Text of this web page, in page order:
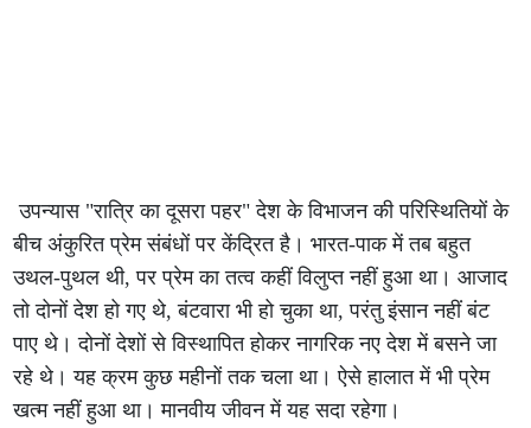
उपन्यास "रात्रि का दूसरा पहर" देश के विभाजन की परिस्थितियों के
बीच अंकुरित प्रेम संबंधों पर केंद्रित है। भारत-पाक में तब बहुत
उथल-पुथल थी, पर प्रेम का तत्व कहीं विलुप्त नहीं हुआ था। आजाद
तो दोनों देश हो गए थे, बंटवारा भी हो चुका था, परंतु इंसान नहीं बंट
पाए थे। दोनों देशों से विस्थापित होकर नागरिक नए देश में बसने जा
रहे थे। यह क्रम कुछ महीनों तक चला था। ऐसे हालात में भी प्रेम
खत्म नहीं हुआ था। मानवीय जीवन में यह सदा रहेगा।